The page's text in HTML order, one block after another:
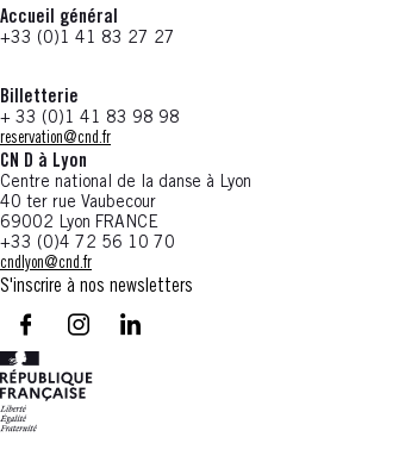
Accueil général
+33 (0)1 41 83 27 27
Billetterie
+ 33 (0)1 41 83 98 98
reservation@cnd.fr
CN D à Lyon
Centre national de la danse à Lyon
40 ter rue Vaubecour
69002 Lyon FRANCE
+33 (0)4 72 56 10 70
cndlyon@cnd.fr
S'inscrire à nos newsletters
facebook - CN D - Nouvelle fenêtre
instagram - CN D - Nouvelle fenêtre
LinkedIn - CN D - Nouvelle fenêtre